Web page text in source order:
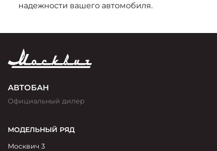
надежности вашего автомобиля.
АВТОБАН
Официальный дилер
МОДЕЛЬНЫЙ РЯД
Москвич 3